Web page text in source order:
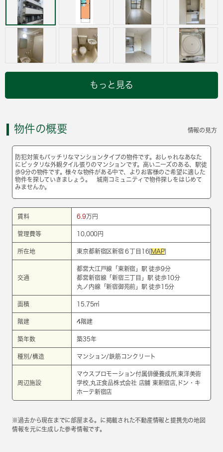
もっと見る
物件の概要 情報の見方
防犯対策もバッチリなマンションタイプの物件です。おしゃれなあなた
にピッタリな外観タイル張りのマンションです。高いニーズのある、駅徒
歩9分の物件です。様々な物件がある中で、よりお客様のご希望に適した
物件を探していきましょう。 城南コミュニティで物件探しをはじめて
みませんか。
賃料 6.9 万円
管理費等 10,000円
所在地 東京都新宿区新宿６丁目16[ MAP]
交通
都営大江戸線 「 東新宿 」駅 徒歩9分
都営新宿線 「新宿三丁目 」駅 徒歩10分
丸ノ内線 「新宿御苑前 」駅 徒歩15分
面積 15.75㎡
階建 4階建
築年数 築35年
種別/構造 マンション/鉄筋コンクリート
周辺施設
マウスプロモーション付属俳優養成所,東洋美術
学校,丸正食品株式会社 店舗 東新宿店,ドン・キ
ホーテ新宿店
※過去から現在までに部屋まる。に掲載された不動産情報と提携先の地図
情報を元に生成した参考情報です。